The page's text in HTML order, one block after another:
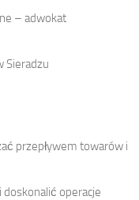
– adwokat
Sieradzu
przepływem towarów i
doskonalić operacje